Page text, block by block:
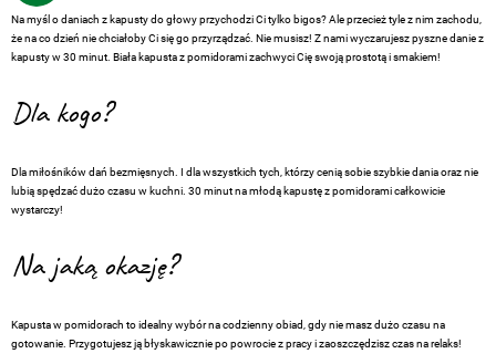
Na myśl o daniach z kapusty do głowy przychodzi Ci tylko bigos? Ale przecież tyle z nim zachodu,
że na co dzień nie chciałoby Ci się go przyrządzać. Nie musisz! Z nami wyczarujesz pyszne danie z
kapusty w 30 minut. Biała kapusta z pomidorami zachwyci Cię swoją prostotą i smakiem!
Dla kogo?
Dla miłośników dań bezmięsnych. I dla wszystkich tych, którzy cenią sobie szybkie dania oraz nie
lubią spędzać dużo czasu w kuchni. 30 minut na młodą kapustę z pomidorami całkowicie
wystarczy!
Na jaką okazję?
Kapusta w pomidorach to idealny wybór na codzienny obiad, gdy nie masz dużo czasu na
gotowanie. Przygotujesz ją błyskawicznie po powrocie z pracy i zaoszczędzisz czas na relaks!